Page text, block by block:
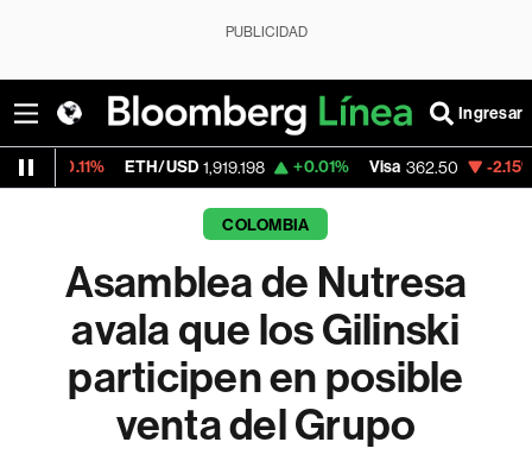
PUBLICIDAD
Ingresar
ETH/USD 1,919.198 +0.01% Visa 362.50 -2.15%
COLOMBIA
Asamblea de Nutresa
avala que los Gilinski
participen en posible
venta del Grupo